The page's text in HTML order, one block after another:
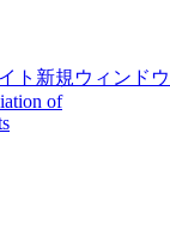
ト 新規ウィンド
of